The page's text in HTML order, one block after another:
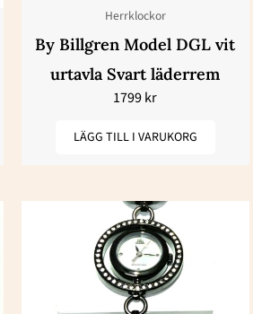
Herrklockor
By Billgren Model DGL vit
urtavla Svart läderrem
1799kr
LÄGG TILL I VARUKORG